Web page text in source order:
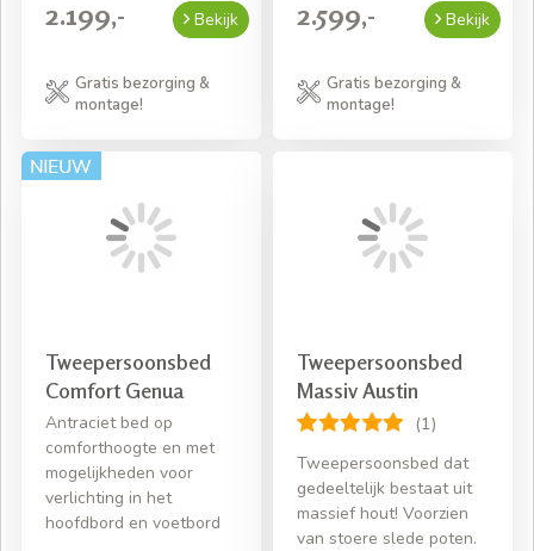
2.199,- Bekijk
Gratis bezorging &
montage!
2.599,- Bekijk
Gratis bezorging &
montage!
Tweepersoonsbed
Comfort Genua
Antraciet bed op
comforthoogte en met
mogelijkheden voor
verlichting in het
hoofdbord en voetbord
Tweepersoonsbed
Massiv Austin
(1)
Tweepersoonsbed dat
gedeeltelijk bestaat uit
massief hout! Voorzien
van stoere slede poten.